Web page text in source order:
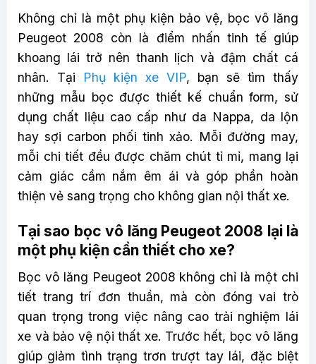
Không chỉ là một phụ kiện bảo vệ, bọc vô lăng
Peugeot 2008 còn là điểm nhấn tinh tế giúp
khoang lái trở nên thanh lịch và đậm chất cá
nhân. Tại Phụ kiện xe VIP, bạn sẽ tìm thấy
những mẫu bọc được thiết kế chuẩn form, sử
dụng chất liệu cao cấp như da Nappa, da lộn
hay sợi carbon phối tinh xảo. Mỗi đường may,
mỗi chi tiết đều được chăm chút tỉ mỉ, mang lại
cảm giác cầm nắm êm ái và góp phần hoàn
thiện vẻ sang trọng cho không gian nội thất xe.
Tại sao bọc vô lăng Peugeot 2008 lại là
một phụ kiện cần thiết cho xe?
Bọc vô lăng Peugeot 2008 không chỉ là một chi
tiết trang trí đơn thuần, mà còn đóng vai trò
quan trọng trong việc nâng cao trải nghiệm lái
xe và bảo vệ nội thất xe. Trước hết, bọc vô lăng
giúp giảm tình trạng trơn trượt tay lái, đặc biệt